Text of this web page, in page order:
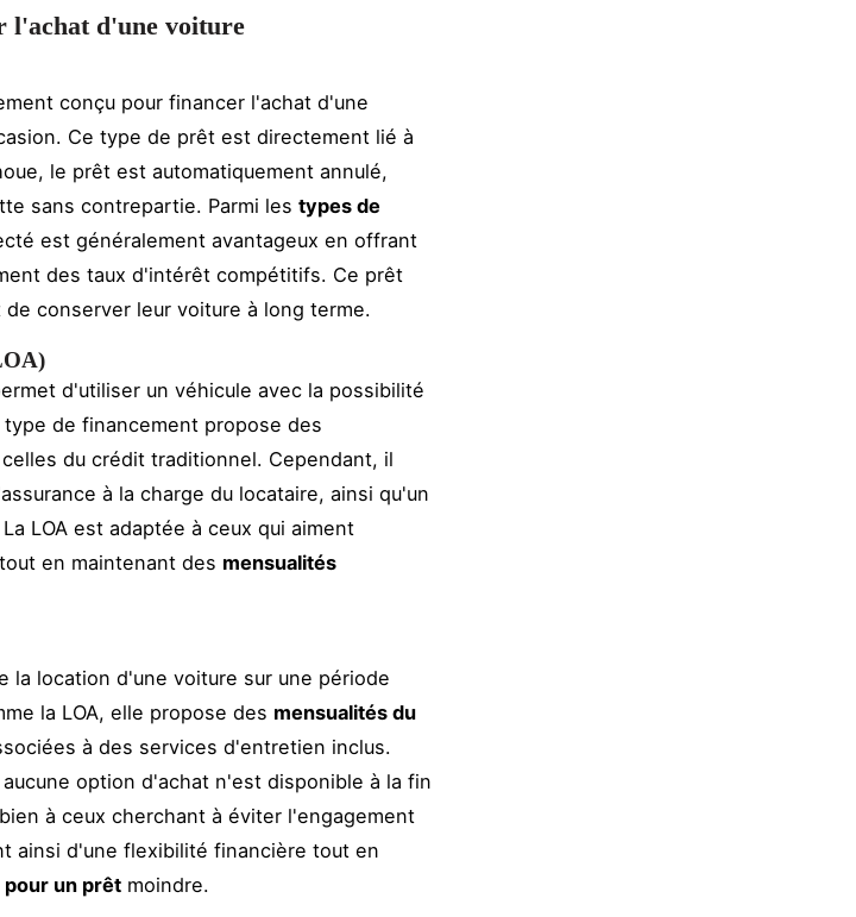
l'achat d'une voiture
conçu pour financer l'achat d'une
Ce type de prêt est directement lié à
le prêt est automatiquement annulé,
sans contrepartie. Parmi les types de
est généralement avantageux en offrant
des taux d'intérêt compétitifs. Ce prêt
conserver leur voiture à long terme.
d'utiliser un véhicule avec la possibilité
de financement propose des
du crédit traditionnel. Cependant, il
à la charge du locataire, ainsi qu'un
LOA est adaptée à ceux qui aiment
en maintenant des mensualités
la location d'une voiture sur une période
la LOA, elle propose des mensualités du
à des services d'entretien inclus.
option d'achat n'est disponible à la fin
à ceux cherchant à éviter l'engagement
ainsi d'une flexibilité financière tout en
un prêt moindre.